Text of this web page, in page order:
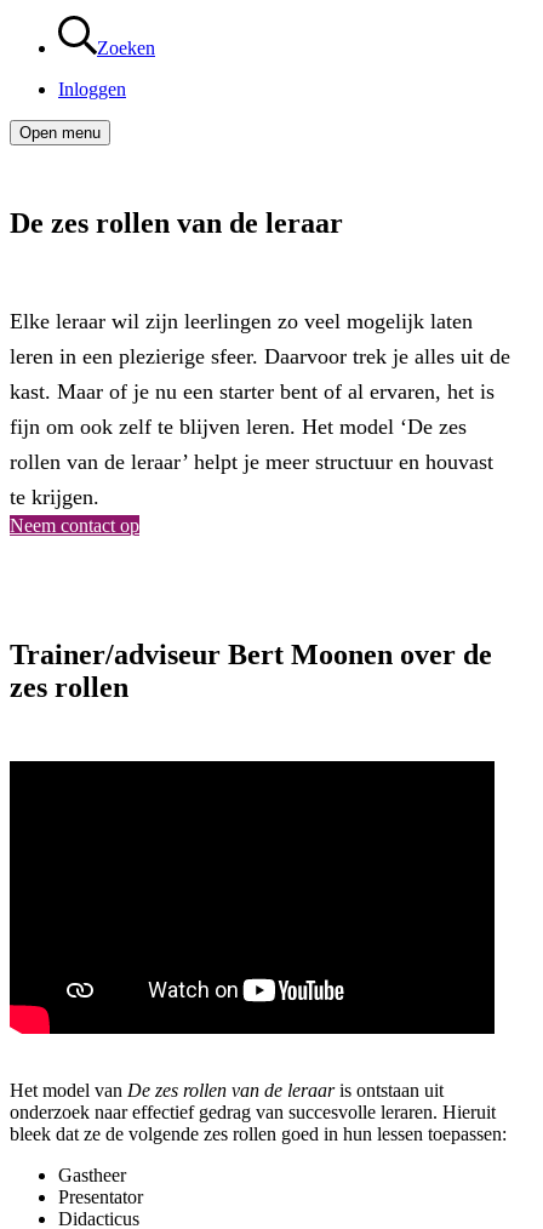
Zoeken
Inloggen
Open menu
De zes rollen van de leraar
Elke leraar wil zijn leerlingen zo veel mogelijk laten
leren in een plezierige sfeer. Daarvoor trek je alles uit de
kast. Maar of je nu een starter bent of al ervaren, het is
fijn om ook zelf te blijven leren. Het model ‘De zes
rollen van de leraar’ helpt je meer structuur en houvast
te krijgen.
Neem contact op
Trainer/adviseur Bert Moonen over de
zes rollen
Het model van De zes rollen van de leraar is ontstaan uit
onderzoek naareffectief gedrag van succesvolle leraren. Hieruit
bleek dat ze de volgende zes rollen goed in hun lessen toepassen:
Gastheer
Presentator
Didacticus